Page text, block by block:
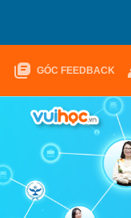
GÓC FEEDBACK